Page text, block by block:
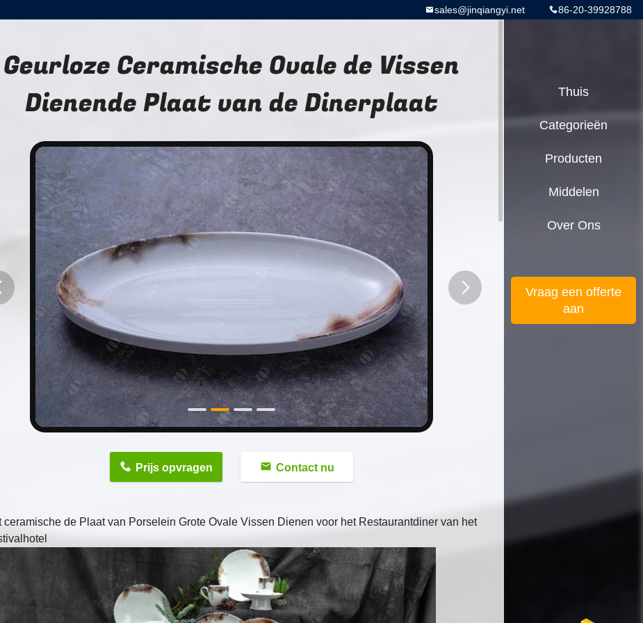
86-20-39928788
sales@jinqiangyi.net
Geurloze Ceramische Ovale de Vissen
Dienende Plaat van de Dinerplaat
Prijs opvragen Contact nu
ceramische de Plaat van Porselein Grote Ovale Vissen Dienen voor het Restaurantdiner van het
Thuis
Categorieën
Producten
Middelen
Over Ons
Vraag een offerte
aan